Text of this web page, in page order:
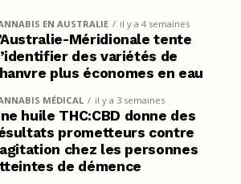
EN AUSTRALIE il y a 4 semaines
Méridionale tente
des variétés de
plus économes en eau
MÉDICAL il y a 3 semaines
huile THC:CBD donne des
prometteurs contre
chez les personnes
de démence